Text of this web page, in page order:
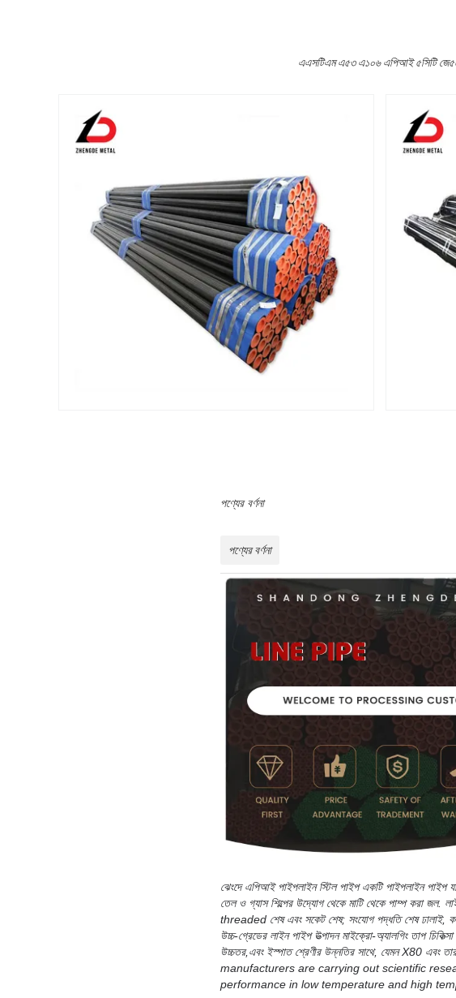
এএসটিএম এ৫৩ এ১০৬ এপিআই ৫সিটি
পণ্যের বর্ণনা
পণ্যের বর্ণনা
ঝেংদে এপিআই পাইপলাইন স্টিল পাইপ একটি পাইপলাইন পাইপ
তেল ও গ্যাস শিল্পের উদ্যোগ থেকে মাটি থেকে পাম্প করা
threaded শেষ এবং সকেট শেষ; সংযোগ পদ্ধতি শেষ ঢালাই,
উচ্চ-গ্রেডের লাইন পাইপ উত্পাদন মাইক্রো-অ্যালগিং তাপ
উচ্চতর,এবং ইস্পাত শ্রেণীর উন্নতির সাথে, যেমন X80
manufacturers are carrying out scientific
performance in low temperature and high